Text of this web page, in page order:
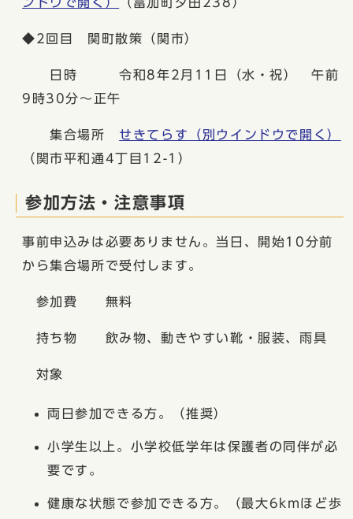
ンドウで開く）
（富加町夕田238）
◆2回目 関町散策（関市）
日時 令和8年2月11日（水・祝） 午前
9時30分〜正午
集合場所 せきてらす
（別ウインドウで開く）
（関市平和通4丁目12-1）
参加方法・注意事項
事前申込みは必要ありません。当日、開始10分前
から集合場所で受付します。
参加費 無料
持ち物 飲み物、動きやすい靴・服装、雨具
対象
両日参加できる方。（推奨）
小学生以上。小学校低学年は保護者の同伴が必
要です。
健康な状態で参加できる方。（最大6kmほど歩